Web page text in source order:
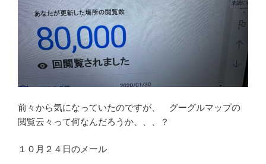
前々から気になっていたのですが、 グーグルマップの
閲覧云々って何なんだろうか、、、？
１０月２４日のメール